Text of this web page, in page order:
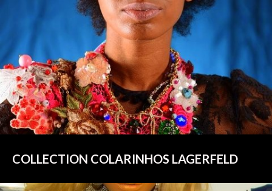
COLLECTION COLARINHOS LAGERFELD